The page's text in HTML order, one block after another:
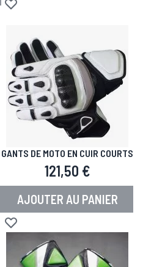
Ajouter à la liste d'achats
GANTS DE MOTO EN CUIR COURTS
121,50 €
AJOUTER AU PANIER
Ajouter à la liste d'achats